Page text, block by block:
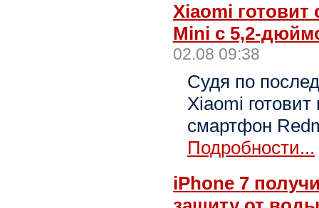
Xiaomi
Mini с 5,2-
02.08 09:38
Судя по
Xiaomi
смартфон
Подробности...
iPhone 7